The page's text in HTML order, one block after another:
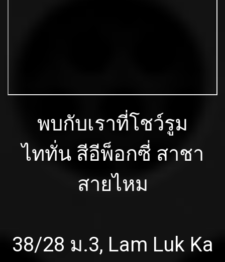
พบกับเราที่โชว์รูม
ไททั่น สีอีพ็อกซี่ สาชา
สายไหม
38/28 ม.3, Lam Luk Ka